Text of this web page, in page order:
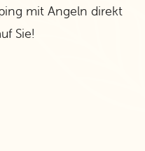
mit Angeln direkt
Sie!